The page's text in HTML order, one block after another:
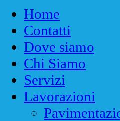
Home
Contatti
Dove siamo
Chi Siamo
Servizi
Lavorazioni